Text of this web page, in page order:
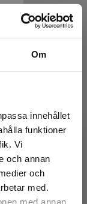
Om
innehållet
funktioner
Vi
och annan
och
med.
med annan